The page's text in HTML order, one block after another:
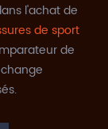
l'achat de
de sport
de